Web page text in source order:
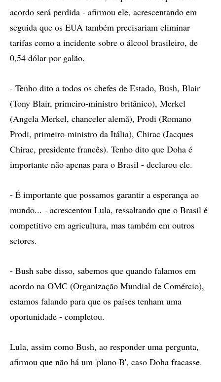
acordo será perdida - afirmou ele, acrescentando em
seguida que os EUA também precisariam eliminar
tarifas como a incidente sobre o álcool brasileiro, de
0,54 dólar por galão.
- Tenho dito a todos os chefes de Estado, Bush, Blair
(Tony Blair, primeiro-ministro britânico), Merkel
(Angela Merkel, chanceler alemã), Prodi (Romano
Prodi, primeiro-ministro da Itália), Chirac (Jacques
Chirac, presidente francês). Tenho dito que Doha é
importante não apenas para o Brasil - declarou ele.
- É importante que possamos garantir a esperança ao
mundo... - acrescentou Lula, ressaltando que o Brasil é
competitivo em agricultura, mas também em outros
setores.
- Bush sabe disso, sabemos que quando falamos em
acordo na OMC (Organização Mundial de Comércio),
estamos falando para que os países tenham uma
oportunidade - completou.
Lula, assim como Bush, ao responder uma pergunta,
afirmou que não há um 'plano B', caso Doha fracasse.